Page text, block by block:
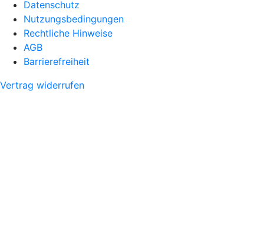
Datenschutz
Nutzungsbedingungen
Rechtliche Hinweise
AGB
Barrierefreiheit
Vertrag widerrufen